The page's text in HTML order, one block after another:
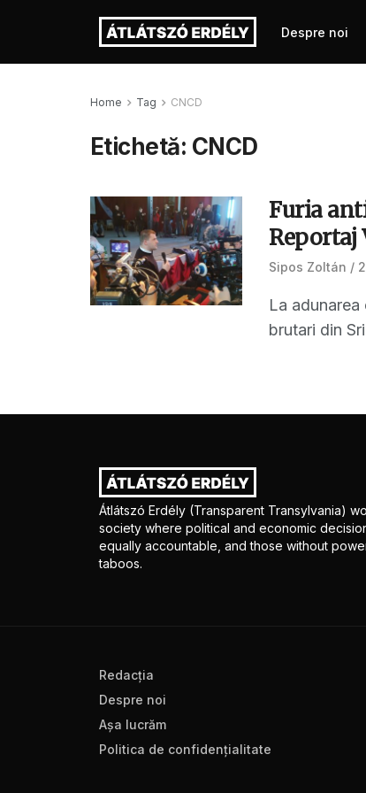
Despre noi
Home Tag CNCD
Etichetă: CNCD
Furia
Reportaj
Sipos Zoltán
La
brutari din
Átlátszó Erdély (Transparent Transylvania)
society where political and economic
equally accountable, and those without
taboos.
Redacţia
Despre noi
Aşa lucrăm
Politica de confidenţialitate